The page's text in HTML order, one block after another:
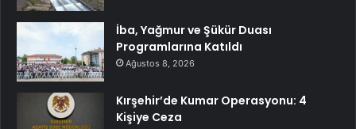
İba, Yağmur ve Şükür Duası
Programlarına Katıldı
Ağustos 8, 2026
Kırşehir’de Kumar Operasyonu: 4
Kişiye Ceza